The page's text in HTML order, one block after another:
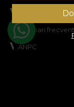
Contacteaza-ne
Intrebari
ANPC